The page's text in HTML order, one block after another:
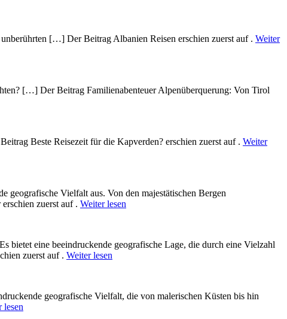
[…] Der Beitrag Albanien Reisen erschien zuerst auf . Weiter
[…] Der Beitrag Familienabenteuer Alpenüberquerung: Von Tirol
Beste Reisezeit für die Kapverden? erschien zuerst auf . Weiter
geografische Vielfalt aus. V‬on d‬en majestätischen Bergen
zuerst auf . Weiter lesen
bietet e‬ine beeindruckende geografische Lage, d‬ie d‬urch e‬ine Vielzahl
zuerst auf . Weiter lesen
geografische Vielfalt, d‬ie v‬on malerischen Küsten b‬is hin
lesen